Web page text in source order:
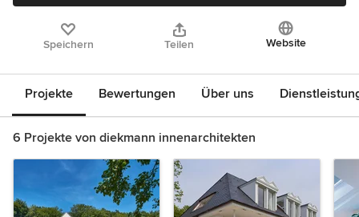
Speichern Teilen Website
Projekte Bewertungen Über uns
6 Projekte von diekmann innenarchitekten